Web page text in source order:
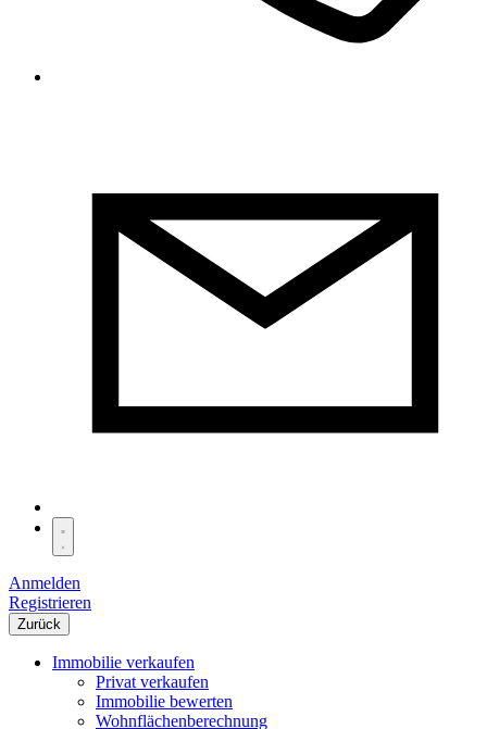
Anmelden
Registrieren
Zurück
Immobilie verkaufen
Privat verkaufen
Immobilie bewerten
Wohnflächenberechnung